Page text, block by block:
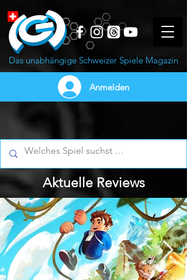
Das unabhängige Schweizer Spiele Magazin
Anmelden
Aktuelle Reviews